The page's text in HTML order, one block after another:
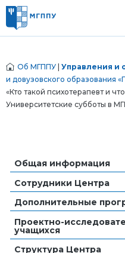
Об МГППУ Управления и
и довузовского образования
«Кто такой психотерапевт и
Университетские субботы в
Общая информация
Сотрудники Центра
Дополнительные
Проектно-
учащихся
Структура Центра